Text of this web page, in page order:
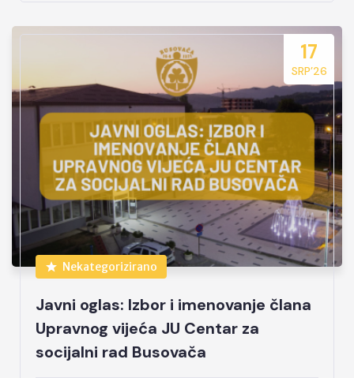
17
SRP’26
Nekategorizirano
Javni oglas: Izbor i imenovanje člana
Upravnog vijeća JU Centar za
socijalni rad Busovača